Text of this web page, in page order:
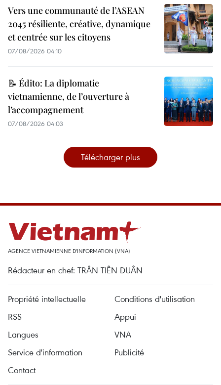
Vers une communauté de l’ASEAN
2045 résiliente, créative, dynamique
et centrée sur les citoyens
07/08/2026 04:10
📝 Édito: La diplomatie
vietnamienne, de l’ouverture à
l’accompagnement
07/08/2026 04:03
Télécharger plus
AGENCE VIETNAMIENNE D'INFORMATION (VNA)
Rédacteur en chef: TRÂN TIÊN DUÂN
Propriété intellectuelle
Conditions d'utilisation
RSS
Appui
Langues
VNA
Service d'information
Publicité
Contact